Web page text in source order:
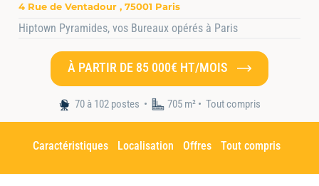
4 Rue de Ventadour , 75001 Paris
Hiptown Pyramides, vos Bureaux opérés à Paris
À PARTIR DE 85 000€ HT/MOIS
70 à 102 postes 705 m² • Tout compris
Caractéristiques Localisation Offres Tout compris